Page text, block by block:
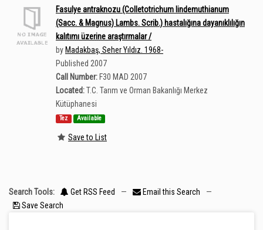
Fasulye antraknozu (Colletotrichum lindemuthianum
(Sacc. & Magnus) Lambs. Scrib.) hastalığına dayanıklılığın
kalıtımı üzerine araştırmalar /
by Madakbaş, Seher Yıldız. 1968-
Published 2007
Call Number: F30 MAD 2007
Located:T.C. Tarım ve Orman Bakanlığı Merkez
Kütüphanesi
Tez Available
Save to List
Search Tools: Get RSS Feed — Email this Search
—
Save Search